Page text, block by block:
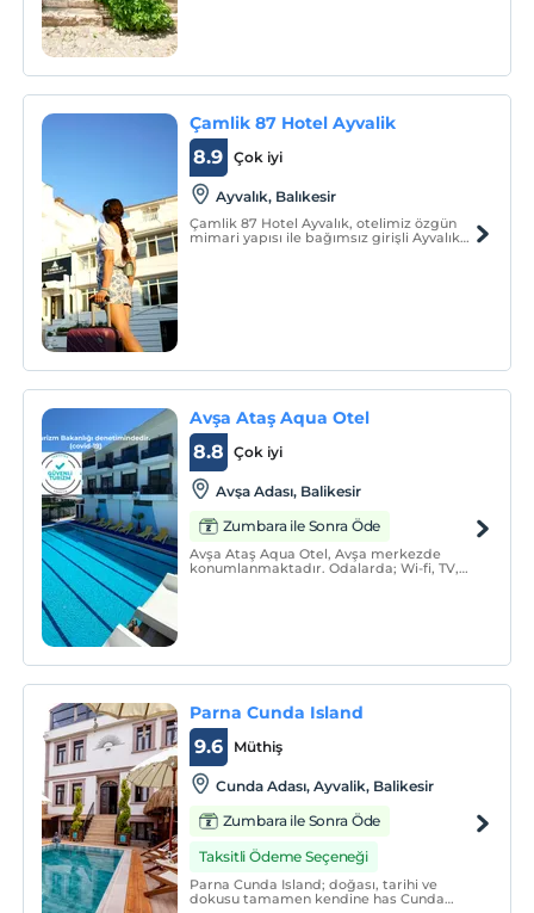
Çamlik 87 Hotel Ayvalik
Çok iyi
8.9
Ayvalık, Balıkesir
Çamlik 87 Hotel Ayvalık, otelimiz özgün
mimari yapısı ile bağımsız girişli Ayvalık
Avşa Ataş Aqua Otel
Çok iyi
8.8
Avşa Adası, Balikesir
Zumbara ile Sonra Öde
Avşa Ataş Aqua Otel, Avşa merkezde
konumlanmaktadır. Odalarda; Wi-fi, TV,
Parna Cunda Island
Müthiş
9.6
Cunda Adası, Ayvalik, Balikesir
Zumbara ile Sonra Öde
Taksitli Ödeme Seçeneği
Parna Cunda Island; doğası, tarihi ve
dokusu tamamen kendine has Cunda